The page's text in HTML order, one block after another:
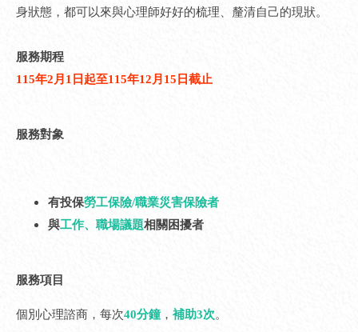
身狀態，都可以來與心理師好好的梳理、釐清自己的現狀。
服務期程
115年2月1日起至115年12月15日截止
服務對象
有投保勞工保險/職業災害保險者
與工作、職場議題相關困擾者
服務項目
個別心理諮商，每次40分鐘， 補助3次。